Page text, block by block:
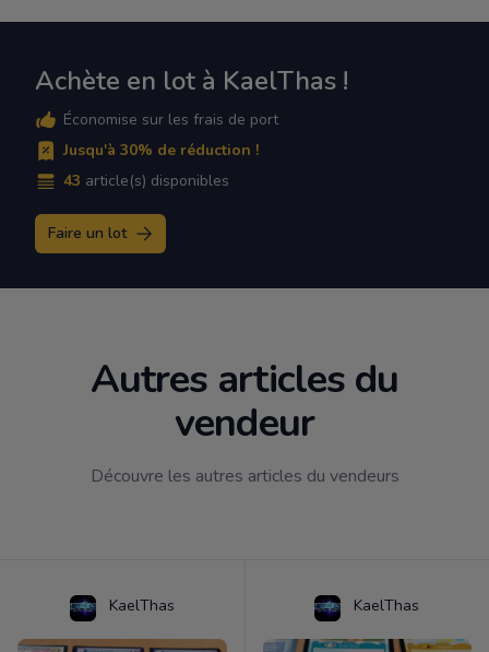
Achète en lot à KaelThas !
Économise sur les frais de port
Jusqu'à 30% de réduction !
43 article(s) disponibles
Faire un lot
Autres articles du
vendeur
Découvre les autres articles du vendeurs
KaelThas KaelThas